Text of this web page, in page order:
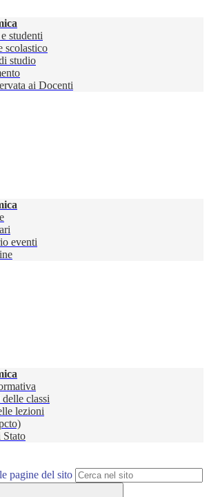
studenti
scolastico
studio
ai Docenti
eventi
classi
lezioni
Stato
pagine del sito